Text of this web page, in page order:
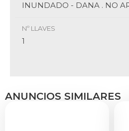
INUNDADO - DANA . NO
Nº LLAVES
1
ANUNCIOS SIMILARES